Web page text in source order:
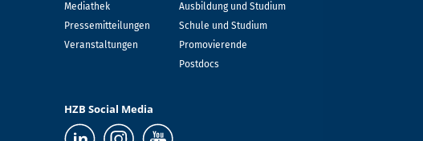
Mediathek
Pressemitteilungen
Veranstaltungen
Ausbildung und Studium
Schule und Studium
Promovierende
Postdocs
HZB Social Media